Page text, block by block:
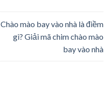
Chào mào bay vào nhà là điềm
gì? Giải mã chim chào mào
bay vào nhà